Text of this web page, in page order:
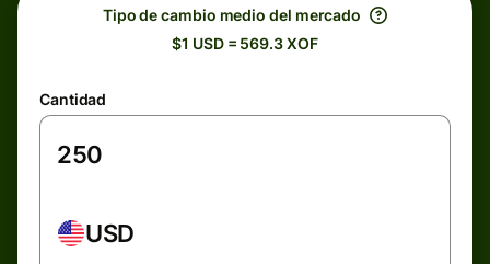
Tipo de cambio medio del mercado
$1 USD = 569.3 XOF
Cantidad
USD